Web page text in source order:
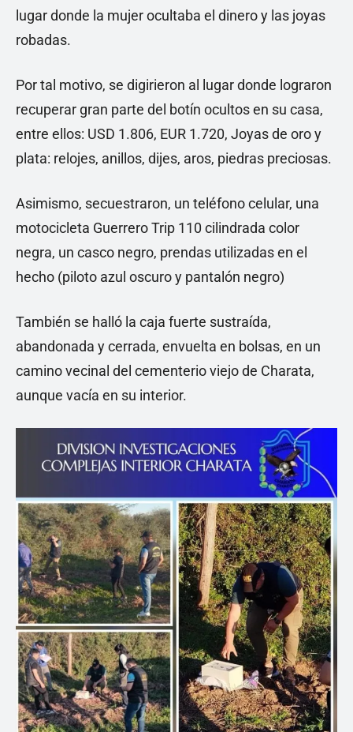
lugar donde la mujer ocultaba el dinero y las joyas
robadas.
Por tal motivo, se digirieron al lugar donde lograron
recuperar gran parte del botín ocultos en su casa,
entre ellos: USD 1.806, EUR 1.720, Joyas de oro y
plata: relojes, anillos, dijes, aros, piedras preciosas.
Asimismo, secuestraron, un teléfono celular, una
motocicleta Guerrero Trip 110 cilindrada color
negra, un casco negro, prendas utilizadas en el
hecho (piloto azul oscuro y pantalón negro)
También se halló la caja fuerte sustraída,
abandonada y cerrada, envuelta en bolsas, en un
camino vecinal del cementerio viejo de Charata,
aunque vacía en su interior.